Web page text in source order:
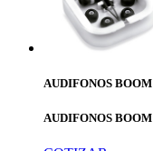
AUDIFONOS BOOM
AUDIFONOS BOOM